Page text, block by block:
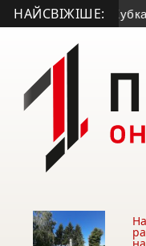
НАЙСВІЖІШЕ:
матч Кубка